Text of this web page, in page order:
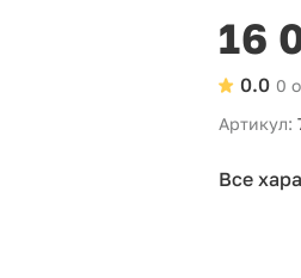
16
0
0.0
Артикул:
Все